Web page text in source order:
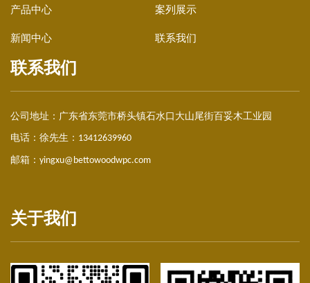
产品中心 案列展示
新闻中心 联系我们
联系我们
公司地址： 广东省东莞市桥头镇石水口大山尾街百妥木工业园
电话：徐先生： 13412639960
邮箱： yingxu@bettowoodwpc.com
关于我们